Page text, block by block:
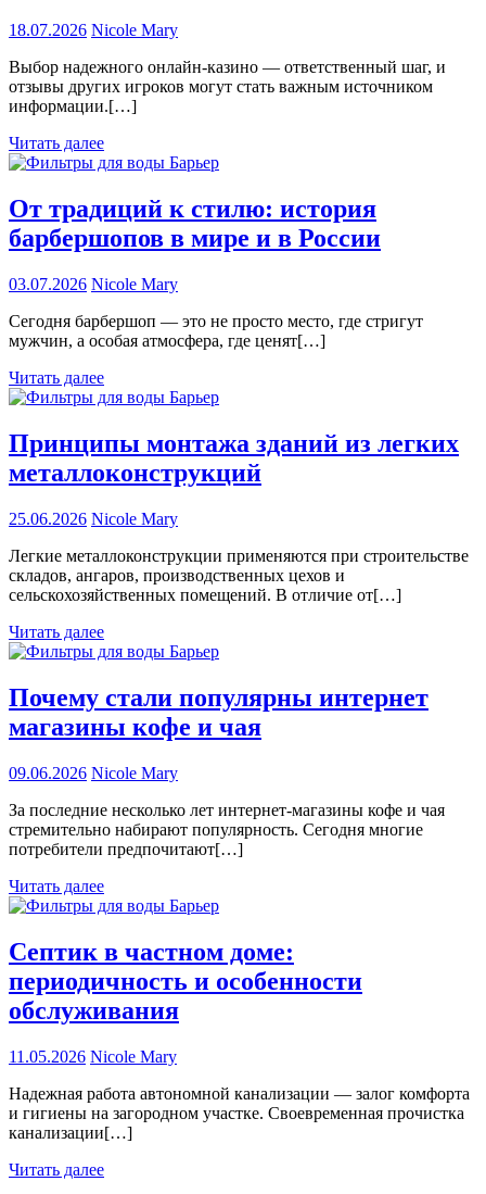
18.07.2026 Nicole Mary
Выбор надежного онлайн-казино — ответственный шаг, и
отзывы других игроков могут стать важным источником
информации.[…]
Читать далее
От традиций к стилю: история
барбершопов в мире и в России
03.07.2026 Nicole Mary
Сегодня барбершоп — это не просто место, где стригут
мужчин, а особая атмосфера, где ценят[…]
Читать далее
Принципы монтажа зданий из легких
металлоконструкций
25.06.2026 Nicole Mary
Легкие металлоконструкции применяются при строительстве
складов, ангаров, производственных цехов и
сельскохозяйственных помещений. В отличие от[…]
Читать далее
Почему стали популярны интернет
магазины кофе и чая
09.06.2026 Nicole Mary
За последние несколько лет интернет-магазины кофе и чая
стремительно набирают популярность. Сегодня многие
потребители предпочитают[…]
Читать далее
Септик в частном доме:
периодичность и особенности
обслуживания
11.05.2026 Nicole Mary
Надежная работа автономной канализации — залог комфорта
и гигиены на загородном участке. Своевременная прочистка
канализации[…]
Читать далее